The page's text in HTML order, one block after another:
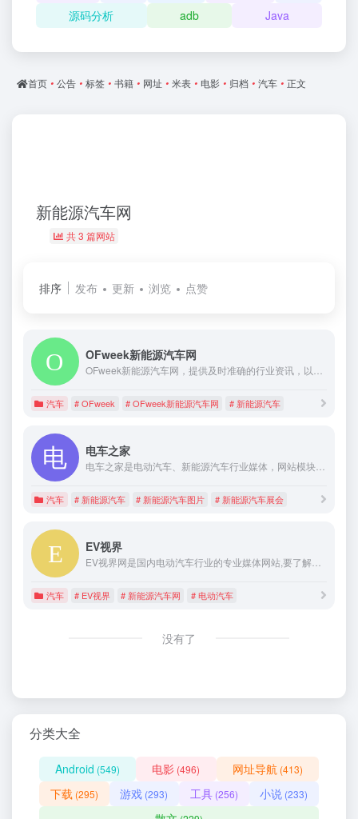
源码分析
adb Java
首页 • 公告 • 标签 • 书籍 • 网址 • 米表 • 电影 • 归档 • 汽车 • 正文
新能源汽车网
共 3 篇网站
排序 发布 更新 浏览 点赞
OFweek新能源汽车网
汽车 # OFweek # OFweek新能源汽车网 # 新能源汽车
电车之家
汽车 # 新能源汽车 # 新能源汽车图片 # 新能源汽车展会
EV视界
汽车 # EV视界 # 新能源汽车网 # 电动汽车
没有了
分类大全
Android (549) 电影 (496) 网址导航 (413)
下载 (295) 游戏 (293) 工具(256) 小说 (233)